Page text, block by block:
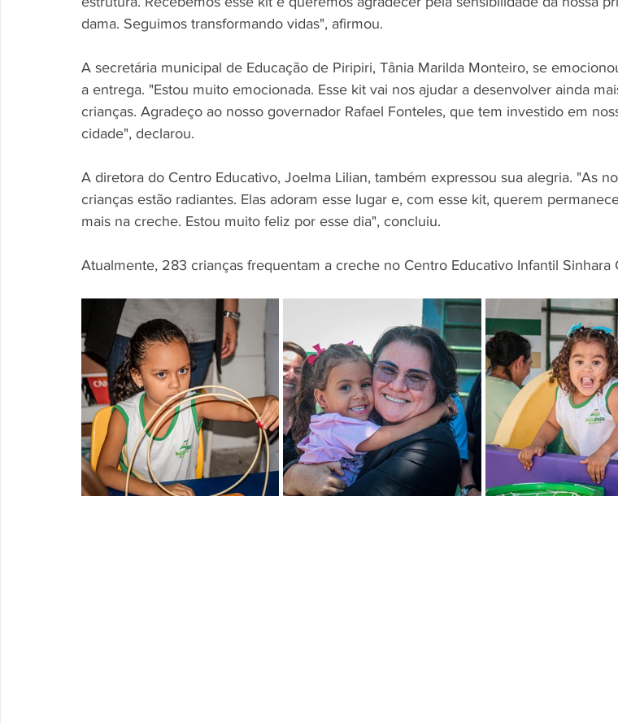
dama. Seguimos transformando vidas", afirmou.
A secretária municipal de Educação de Piripiri, Tânia Marilda Monteiro, se
a entrega. "Estou muito emocionada. Esse kit vai nos ajudar a desenvolver ainda
crianças. Agradeço ao nosso governador Rafael Fonteles, que tem investido em
cidade", declarou.
A diretora do Centro Educativo, Joelma Lilian, também expressou sua alegria. "As
crianças estão radiantes. Elas adoram esse lugar e, com esse kit, querem
mais na creche. Estou muito feliz por esse dia", concluiu.
Atualmente, 283 crianças frequentam a creche no Centro Educativo Infantil Sinhara